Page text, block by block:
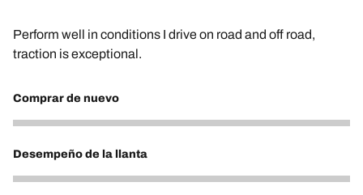
Perform well in conditions I drive on road and off road,
traction is exceptional.
Comprar de nuevo
5
Desempeño de la llanta
5